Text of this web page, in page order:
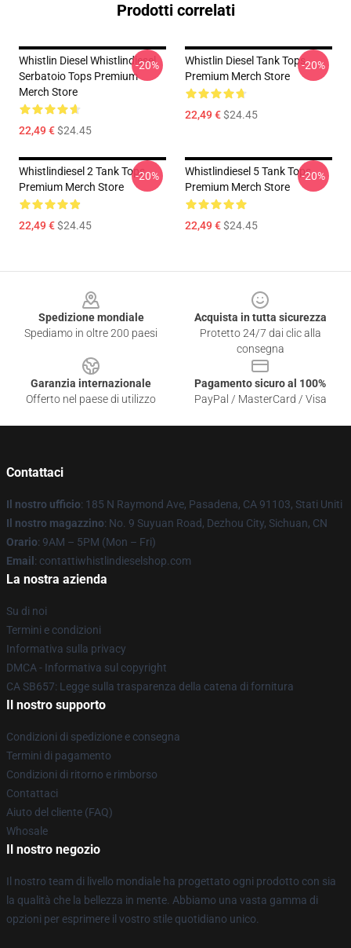
Prodotti correlati
Whistlin Diesel Whistlindiesel
Serbatoio Tops Premium
Merch Store
22,49 €$24.45
-20%
Whistlin Diesel Tank Tops
Premium Merch Store
22,49 €$24.45
-20%
Whistlindiesel 2 Tank Tops
Premium Merch Store
22,49 €$24.45
-20%
Whistlindiesel 5 Tank Tops
Premium Merch Store
22,49 €$24.45
-20%
Spedizione mondiale
Spediamo in oltre 200 paesi
Acquista in tutta sicurezza
Protetto 24/7 dai clic alla
consegna
Garanzia internazionale
Offerto nel paese di utilizzo
Pagamento sicuro al 100%
PayPal / MasterCard / Visa
Contattaci
Il nostro ufficio: 185 N Raymond Ave, Pasadena, CA 91103, Stati Uniti
Il nostro magazzino: No. 9 Suyuan Road, Dezhou City, Sichuan, CN
Orario: 9AM – 5PM (Mon – Fri)
Email : contattiwhistlindieselshop.com
La nostra azienda
Su di noi
Termini e condizioni
Informativa sulla privacy
DMCA - Informativa sul copyright
CA SB657: Legge sulla trasparenza della catena di fornitura
Il nostro supporto
Condizioni di spedizione e consegna
Termini di pagamento
Condizioni di ritorno e rimborso
Contattaci
Aiuto del cliente (FAQ)
Whosale
Il nostro negozio
Il nostro team di livello mondiale ha progettato ogni prodotto con sia
la qualità che la bellezza in mente. Abbiamo una vasta gamma di
opzioni per esprimere il vostro stile quotidiano unico.